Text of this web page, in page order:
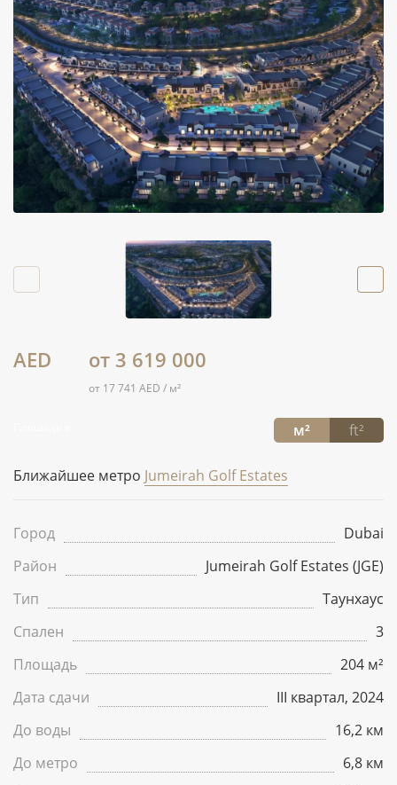
AED от 3 619 000
от 17 741 AED / м²
м² ft²
Ближайшее метро Jumeirah Golf Estates
Город
Dubai
Район
Jumeirah Golf Estates (JGE)
Тип
Таунхаус
Спален
3
Площадь
204 м²
Дата сдачи
III квартал, 2024
До воды
16,2 км
До метро
6,8 км